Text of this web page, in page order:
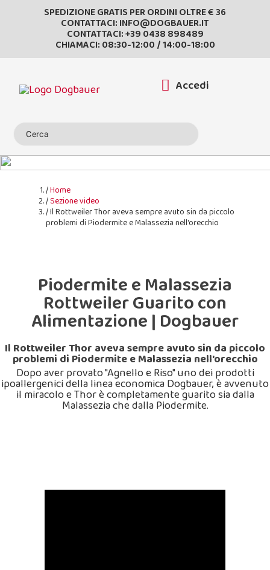
SPEDIZIONE GRATIS PER ORDINI OLTRE € 36
CONTATTACI: INFO@DOGBAUER.IT
CONTATTACI:+39 0438 898489
CHIAMACI: 08:30-12:00 / 14:00-18:00
Accedi
Home
Sezione video
Il Rottweiler Thor aveva sempre avuto sin da piccolo
problemi di Piodermite e Malassezia nell'orecchio
Piodermite e Malassezia
Rottweiler Guarito con
Alimentazione | Dogbauer
Il Rottweiler Thor aveva sempre avuto sin da piccolo
problemi di Piodermite e Malassezia nell'orecchio
Dopo aver provato "Agnello e Riso" uno dei prodotti
ipoallergenici della linea economica Dogbauer, è avvenuto
il miracolo e Thor è completamente guarito sia dalla
Malassezia che dalla Piodermite.